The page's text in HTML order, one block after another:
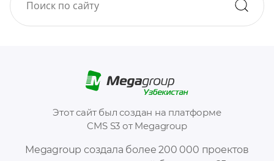
Megagroup создала более 200 000 проектов
Этот сайт был создан на платформе
CMS S3 от Megagroup